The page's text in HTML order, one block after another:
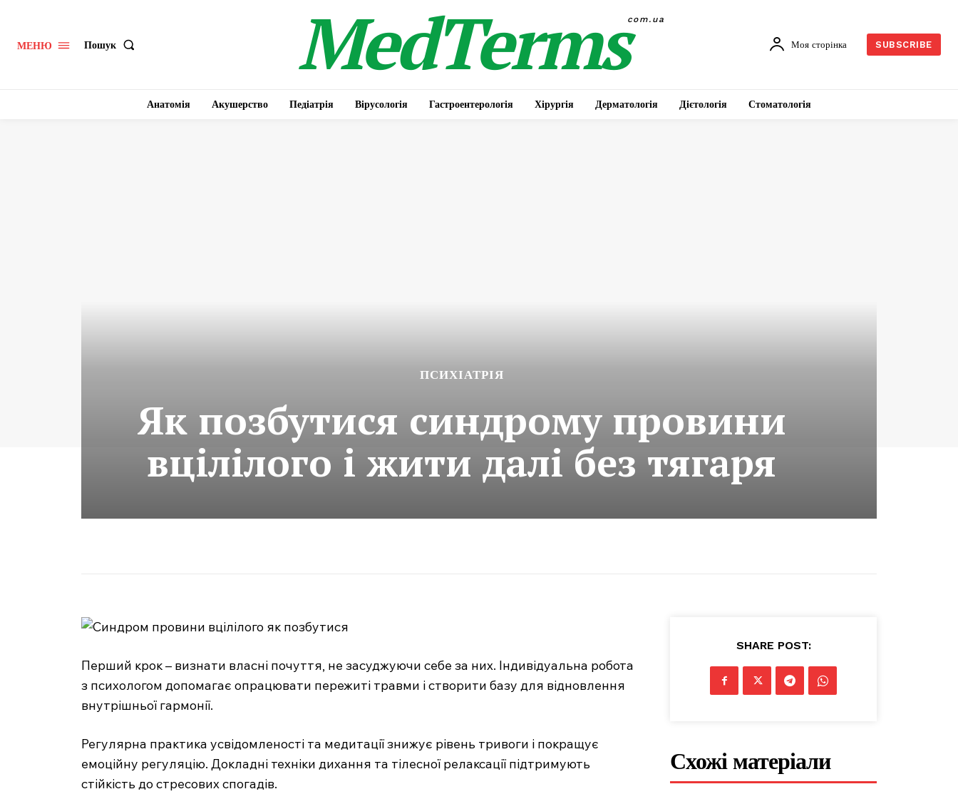
МЕНЮ Пошук MedTermscom.ua
Моя сторінка SUBSCRIBE
Анатомія Акушерство Педіатрія Вірусологія Гастроентерологія Хірургія Дерматологія Дієтологія Стоматологія
ПСИХІАТРІЯ
Як позбутися синдрому провини
вцілілого і жити далі без тягаря
Перший крок – визнати власні почуття, не засуджуючи себе за них. Індивідуальна робота
з психологом допомагає опрацювати пережиті травми і створити базу для відновлення
внутрішньої гармонії.
Регулярна практика усвідомленості та медитації знижує рівень тривоги і покращує
емоційну регуляцію. Докладні техніки дихання та тілесної релаксації підтримують
стійкість до стресових спогадів.
SHARE POST:
Схожі матеріали